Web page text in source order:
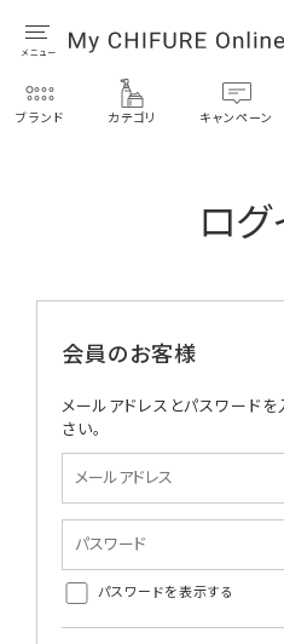
ブランド カテゴリ キャンペーン
ログ
会員のお客様
メールアドレスとパスワード
さい。
パスワードを表示する